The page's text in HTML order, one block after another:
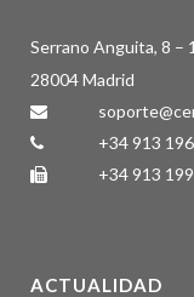
Serrano Anguita, 8 –
28004 Madrid
+34 913
+34 913
ACTUALIDAD